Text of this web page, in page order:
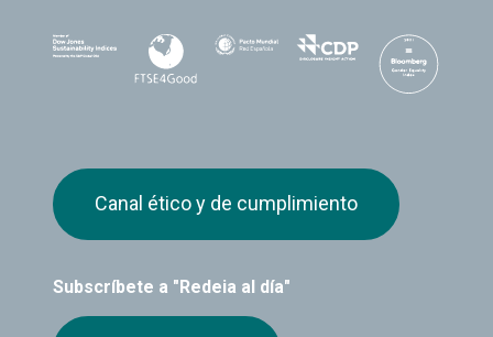
Subscríbete a "Redeia al día"
Canal ético y de cumplimiento